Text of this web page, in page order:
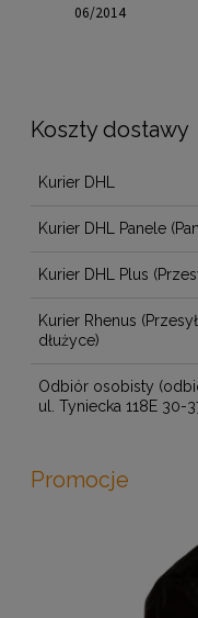
06/2014
Koszty dostawy
Cena nie zawiera
Kurier DHL
Kurier DHL Panele
Kurier DHL Plus
Kurier Rhenus
dłużyce)
Odbiór osobisty
ul. Tyniecka 118E 30-
Promocje